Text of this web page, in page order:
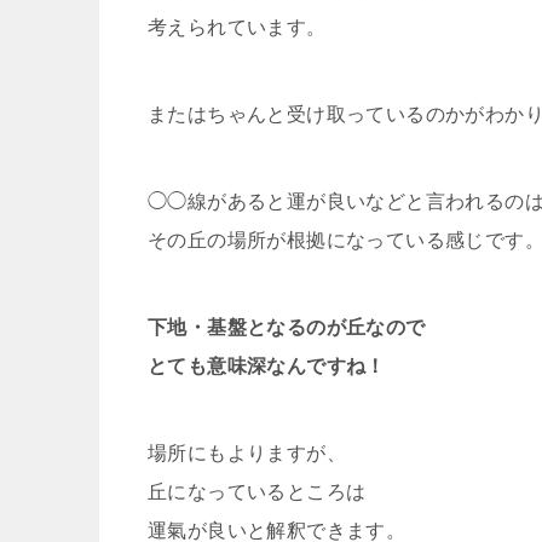
考えられています。
またはちゃんと受け取っているのかがわかり
◯◯線があると運が良いなどと言われるのは
その丘の場所が根拠になっている感じです。
下地・基盤となるのが丘なので
とても意味深なんですね！
場所にもよりますが、
丘になっているところは
運氣が良いと解釈できます。